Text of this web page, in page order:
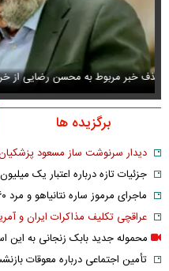
اشک و دلتنگی نعیمه نظام‌دوست
برگزیده ها
دیدار سرنوشت ساز مسعود پزشکیان
جزئیات تازه درباره اعتبار یک
ماجرای مرموز ساره نتانیاهو و مرد ۶۰ ساله
عراقچی تکلیف مذاکرات ایران و
محموله جدید بابک زنجانی به این
تأمین اجتماعی درباره معوقات